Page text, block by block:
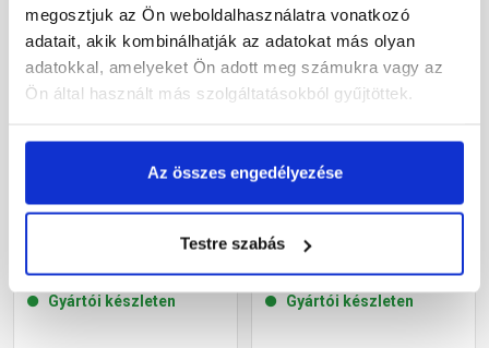
megosztjuk az Ön weboldalhasználatra vonatkozó
adatait, akik kombinálhatják az adatokat más olyan
adatokkal, amelyeket Ön adott meg számukra vagy az
Ön által használt más szolgáltatásokból gyűjtöttek.
Az összes engedélyezése
Testre szabás
Masterplast
Thermomaster szilikon
Gyártói készleten
Masterplast
Thermomaster szilikon
Gyártói készleten